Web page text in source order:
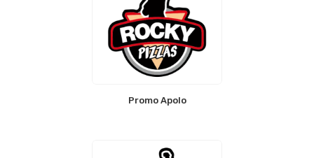
Promo Apolo